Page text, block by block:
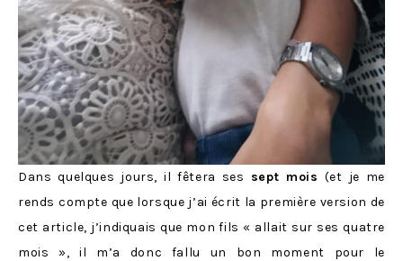
Dans quelques jours, il fêtera ses sept mois (et je me
rends compte que lorsque j’ai écrit la première version de
cet article, j’indiquais que mon fils « allait sur ses quatre
mois », il m’a donc fallu un bon moment pour le